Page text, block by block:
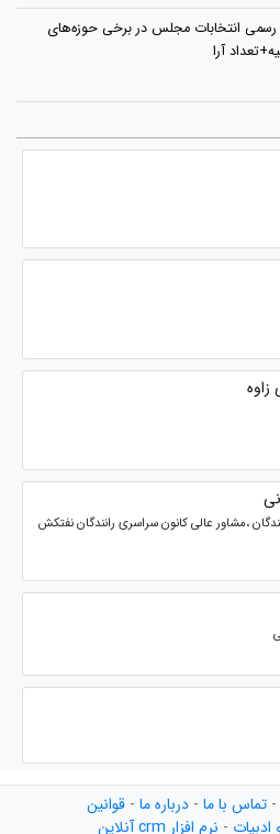
رسمی انتخابات مجلس در برخی حوزه‌های
آرا
،مشاور عالی کانون سراسری رانندگان نفتکش
تماس با ما - درباره ما - قوانین
- نرم افزار crm آنلاین